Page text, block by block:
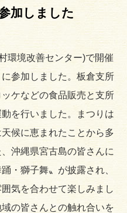
加しました
環境改善センター)で開催
参加しました。板倉支所
ケなどの食品販売と支所
を行いました。まつりは
候に恵まれたことから多
沖縄県宮古島の皆さんに
・獅子舞〟が披露され、
気を合わせて楽しみまし
の皆さんとの触れ合いを